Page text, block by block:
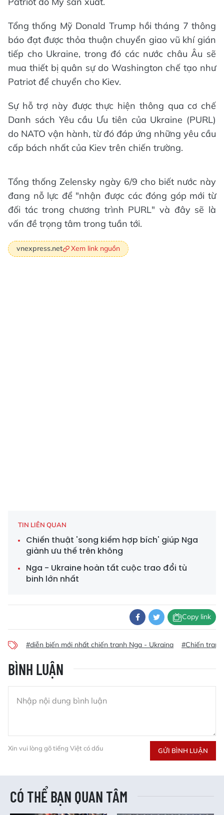
Tổng thống Mỹ Donald Trump hồi tháng 7 thông
báo đạt được thỏa thuận chuyển giao vũ khí gián
tiếp cho Ukraine, trong đó các nước châu Âu sẽ
mua thiết bị quân sự do Washington chế tạo như
Patriot để chuyển cho Kiev.
Sự hỗ trợ này được thực hiện thông qua cơ chế
Danh sách Yêu cầu Ưu tiên của Ukraine (PURL)
do NATO vận hành, từ đó đáp ứng những yêu cầu
cấp bách nhất của Kiev trên chiến trường.
Tổng thống Zelensky ngày 6/9 cho biết nước này
đang nỗ lực để "nhận được các đóng góp mới từ
đối tác trong chương trình PURL" và đây sẽ là
vấn đề trọng tâm trong tuần tới.
vnexpress.net Xem link nguồn
TIN LIÊN QUAN
Chiến thuật 'song kiếm hợp bích' giúp Nga
giành ưu thế trên không
Nga - Ukraine hoàn tất cuộc trao đổi tù
binh lớn nhất
Copy link
#diễn biến mới nhất chiến tranh Nga - Ukraina #Chiến
BÌNH LUẬN
Xin vui lòng gõ tiếng Việt có dấu GỬI BÌNH LUẬN
CÓ THỂ BẠN QUAN TÂM